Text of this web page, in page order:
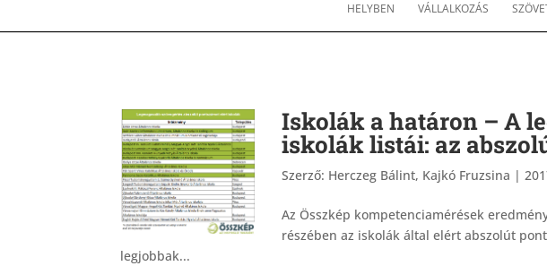
HELYBEN VÁLLALKOZÁS
Iskolák a határon – A
iskolák listái: az
Szerző: Herczeg Bálint, Kajkó Fruzsina |
Az Összkép kompetenciamérések
részében az iskolák által elért abszolút
legjobbak...